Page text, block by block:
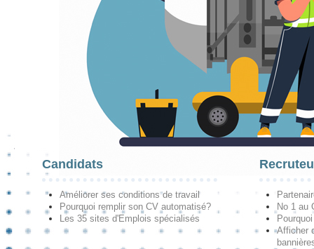
Candidats
Améliorer ses conditions de travail
Pourquoi remplir son CV automatisé?
Les 35 sites d'Emplois spécialisés
No 1 au
Afficher